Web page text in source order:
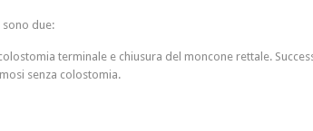
due:
terminale e chiusura del moncone rettale.
senza colostomia.